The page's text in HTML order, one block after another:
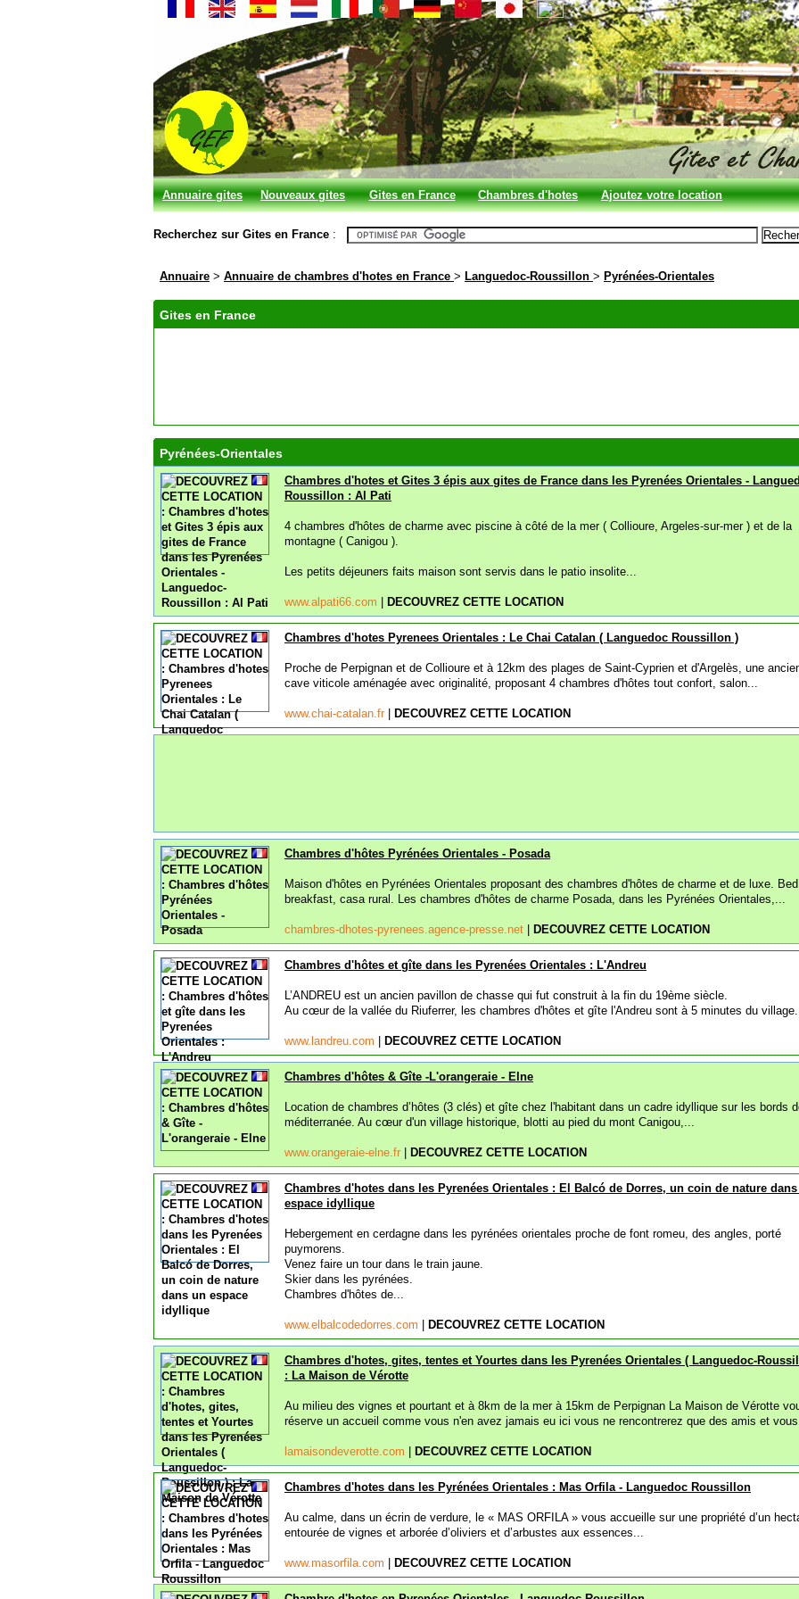
Annuaire gites Nouveaux gites
et chambres
Gites en France Chambres d'hotes
en France
Ajoutez votre location
Recherchez sur Gites en France :
Annuaire > Annuaire de chambres d'hotes en France > Languedoc-Roussillon > Pyrénées-Orientales
Gites en France
Pyrénées-Orientales
Chambres d'hotes et Gites 3 épis aux gites de France dans les Pyrenées Orientales -
Roussillon : Al Pati
4 chambres d'hôtes de charme avec piscine à côté de la mer ( Collioure, Argeles-sur-mer ) et de la
montagne ( Canigou ).
Les petits déjeuners faits maison sont servis dans le patio insolite...
www.alpati66.com DECOUVREZ CETTE LOCATION
Chambres d'hotes Pyrenees Orientales : Le Chai Catalan ( Languedoc Roussillon )
Proche de Perpignan et de Collioure et à 12km des plages de Saint-Cyprien et d'Argelès, une
cave viticole aménagée avec originalité, proposant 4 chambres d'hôtes tout confort, salon...
www.chai-catalan.fr DECOUVREZ CETTE LOCATION
Chambres d'hôtes Pyrénées Orientales - Posada
Maison d'hôtes en Pyrénées Orientales proposant des chambres d'hôtes de charme et de luxe.
breakfast, casa rural. Les chambres d'hôtes de charme Posada, dans les Pyrénées Orientales,...
chambres-dhotes-pyrenees.agence-presse.net DECOUVREZ CETTE LOCATION
Chambres d'hôtes et gîte dans les Pyrenées Orientales : L'Andreu
L’ANDREU est un ancien pavillon de chasse qui fut construit à la fin du 19ème siècle.
Au cœur de la vallée du Riuferrer, les chambres d'hôtes et gîte l'Andreu sont à 5 minutes du
www.landreu.com DECOUVREZ CETTE LOCATION
Chambres d'hôtes & Gîte -L'orangeraie - Elne
Location de chambres d’hôtes (3 clés) et gîte chez l'habitant dans un cadre idyllique sur les bords
méditerranée. Au cœur d'un village historique, blotti au pied du mont Canigou,...
www.orangeraie-elne.fr DECOUVREZ CETTE LOCATION
Chambres d'hotes dans les Pyrenées Orientales : El Balcó de Dorres, un coin de nature
espace idyllique
Hebergement en cerdagne dans les pyrénées orientales proche de font romeu, des angles, porté
puymorens.
Venez faire un tour dans le train jaune.
Skier dans les pyrénées.
Chambres d'hôtes de...
www.elbalcodedorres.com DECOUVREZ CETTE LOCATION
Chambres d'hotes, gites, tentes et Yourtes dans les Pyrenées Orientales ( Languedoc-
: La Maison de Vérotte
Au milieu des vignes et pourtant et à 8km de la mer à 15km de Perpignan La Maison de Vérotte
réserve un accueil comme vous n'en avez jamais eu ici vous ne rencontrerez que des amis et
lamaisondeverotte.com DECOUVREZ CETTE LOCATION
Chambres d'hotes dans les Pyrénées Orientales : Mas Orfila - Languedoc Roussillon
Au calme, dans un écrin de verdure , le « MAS ORFILA » vous accueille sur une propriété d’un
entourée de vignes et arborée d’oliviers et d’arbustes aux essences...
www.masorfila.com DECOUVREZ CETTE LOCATION